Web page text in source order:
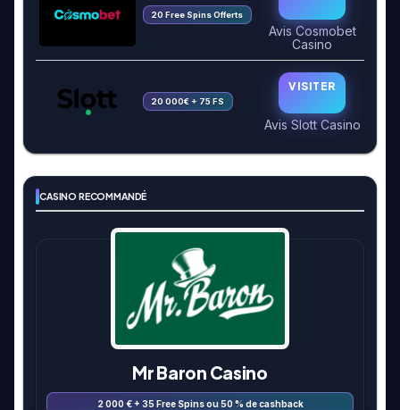
20 Free Spins Offerts
Avis Cosmobet
Casino
20 000€ + 75 FS
VISITER
Avis Slott Casino
CASINO RECOMMANDÉ
Mr Baron Casino
2 000 € + 35 Free Spins ou 50 % de cashback